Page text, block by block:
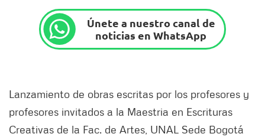
Únete a nuestro canal de
noticias en WhatsApp
Lanzamiento de obras escritas por los profesores y
profesores invitados a la Maestria en Escrituras
Creativas de la Fac. de Artes, UNAL Sede Bogotá